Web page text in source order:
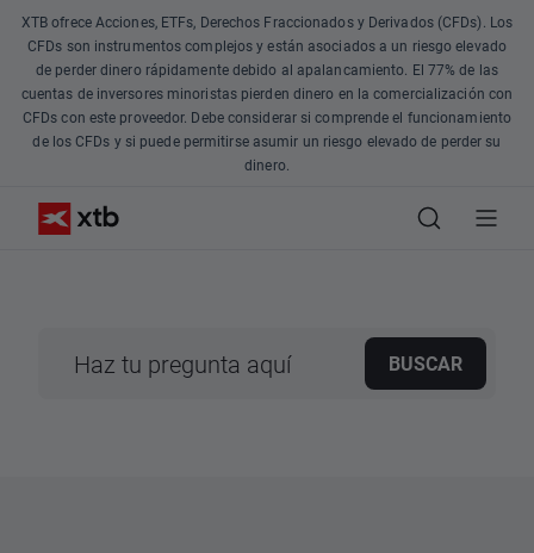
XTB ofrece Acciones, ETFs, Derechos Fraccionados y Derivados (CFDs). Los
CFDs son instrumentos complejos y están asociados a un riesgo elevado
de perder dinero rápidamente debido al apalancamiento. El 77% de las
cuentas de inversores minoristas pierden dinero en la comercialización con
CFDs con este proveedor. Debe considerar si comprende el funcionamiento
de los CFDs y si puede permitirse asumir un riesgo elevado de perder su
dinero.
BUSCAR